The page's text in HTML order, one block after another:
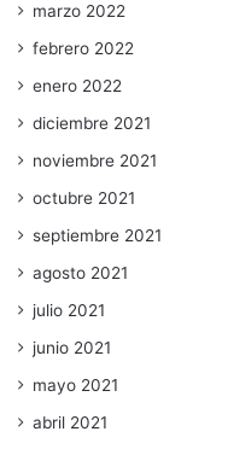
marzo 2022
febrero 2022
enero 2022
diciembre 2021
noviembre 2021
octubre 2021
septiembre 2021
agosto 2021
julio 2021
junio 2021
mayo 2021
abril 2021